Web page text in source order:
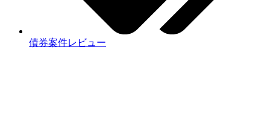
債券案件レビュー